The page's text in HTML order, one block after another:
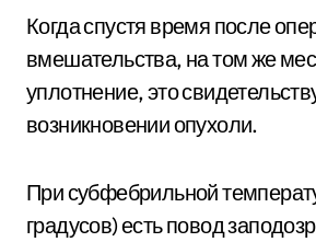
Когда спустя время после
вмешательства, на том же
уплотнение, это
возникновении опухоли.
При субфебрильной
градусов) есть повод